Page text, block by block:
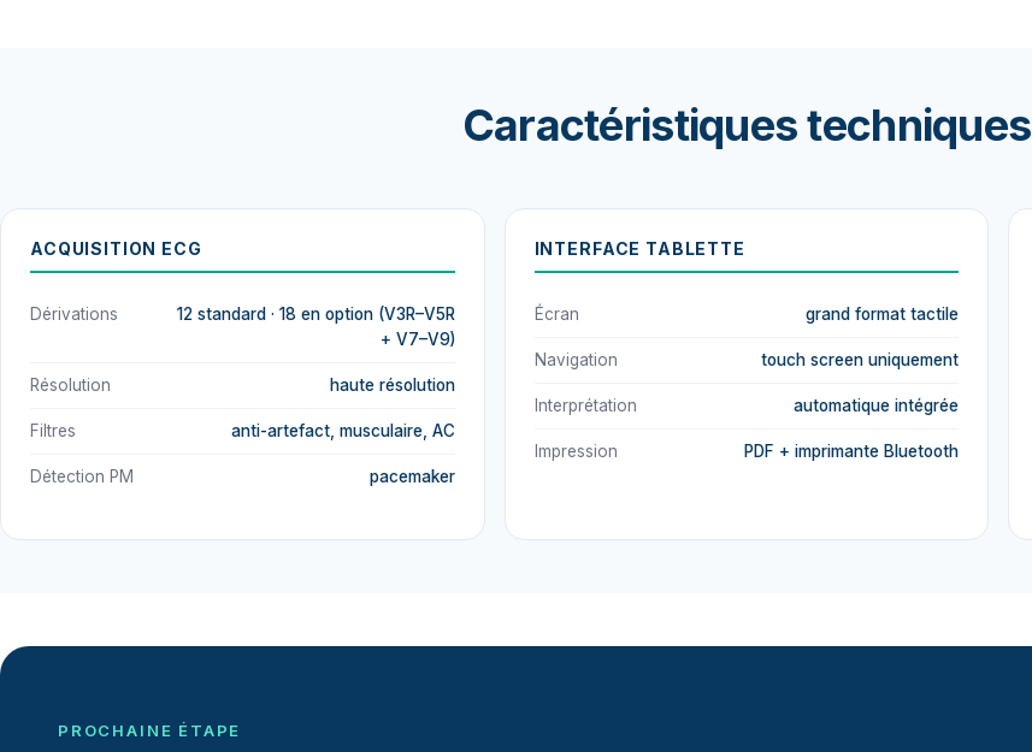
Caractéristiques techniques
ACQUISITION ECG
Dérivations
12 standard · 18 en option (V3R–V5R
+ V7–V9)
Résolution haute résolution
Filtres anti-artefact, musculaire, AC
Détection PM pacemaker
INTERFACE TABLETTE
Écran grand format tactile
Navigation touch screen uniquement
Interprétation automatique intégrée
Impression PDF + imprimante Bluetooth
PROCHAINE ÉTAPE